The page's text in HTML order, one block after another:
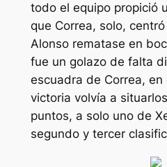
todo el equipo propició
que Correa, solo,
Alonso rematase en
fue un golazo de falta
escuadra de Correa,
victoria volvía a
puntos, a solo uno de
segundo y tercer